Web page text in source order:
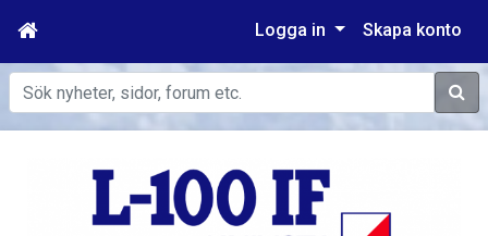
Logga in Skapa konto
Sök